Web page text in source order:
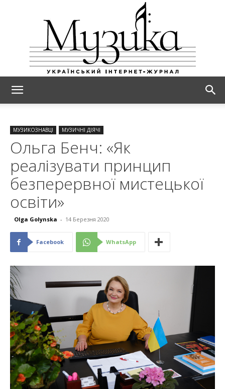
МУЗИКОЗНАВЦІ МУЗИЧНІ ДІЯЧІ
Ольга Бенч: «Як
реалізувати принцип
безперервної мистецької
освіти»
Olga Golynska - 14 Березня 2020
Facebook WhatsApp